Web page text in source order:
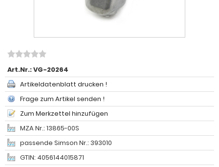
Art.Nr.:VG-20264
Artikeldatenblatt drucken !
Frage zum Artikel senden !
Zum Merkzettel hinzufügen
MZA Nr.: 13865-00S
passende Simson Nr.: 393010
GTIN: 4056144015871